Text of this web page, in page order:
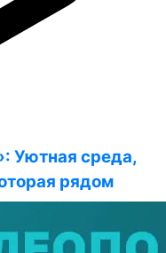
Уютная среда,
рядом